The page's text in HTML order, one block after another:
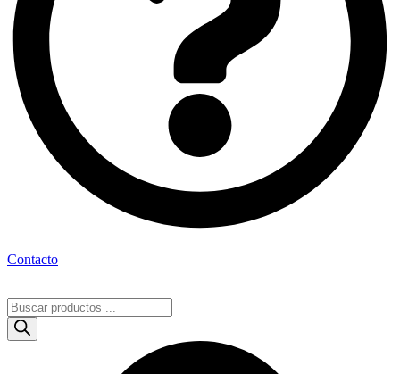
Contacto
Búsqueda
de
productos